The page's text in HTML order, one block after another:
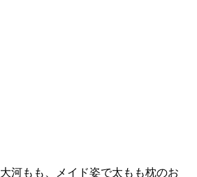
大河もも、メイド姿で太もも枕のお